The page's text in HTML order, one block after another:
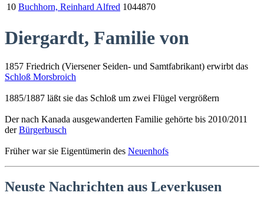
10 Buchhorn, Reinhard Alfred 1044870
Diergardt, Familie von
1857 Friedrich (Viersener Seiden- und Samtfabrikant) erwirbt das
Schloß Morsbroich
1885/1887 läßt sie das Schloß um zwei Flügel vergrößern
Der nach Kanada ausgewanderten Familie gehörte bis 2010/2011
derBürgerbusch
Früher war sie Eigentümerin des Neuenhofs
Neuste Nachrichten aus Leverkusen